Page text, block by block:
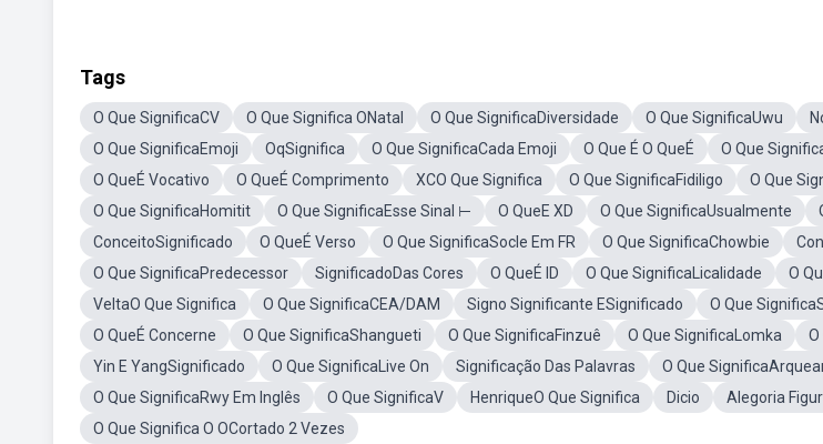
Tags
O Que SignificaCV O Que Significa ONatal O Que SignificaDiversidade O Que SignificaUwu
O Que SignificaEmoji
OqSignifica O Que SignificaCada Emoji O Que É O QueÉ
O Que
O QueÉ Vocativo
O QueÉ Comprimento XCO Que Significa O Que SignificaFidiligo O Que
O Que SignificaHomitit
O Que SignificaEsse Sinal ⊢ O QueE XD O Que SignificaUsualmente
ConceitoSignificado
O QueÉ Verso O Que SignificaSocle Em FR O Que SignificaChowbie
O Que SignificaPredecessor
SignificadoDas Cores O QueÉ ID O Que SignificaLicalidade
O
VeltaO Que Significa
O Que SignificaCEA/DAM Signo Significante ESignificado
O Que
O QueÉ Concerne
O Que SignificaShangueti O Que SignificaFinzuê O Que SignificaLomka
Yin E YangSignificado
O Que SignificaLive On Significação Das Palavras
O Que
O Que SignificaRwy Em Inglês
O Que SignificaV HenriqueO Que Significa Dicio
Alegoria
O Que Significa O OCortado 2 Vezes